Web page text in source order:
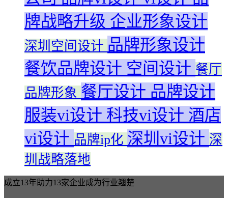
牌战略升级 企业形象设计
深圳空间设计 品牌形象设计
餐饮品牌设计 空间设计 餐厅
品牌形象 餐厅设计 品牌设计
服装vi设计 科技vi设计 酒店
vi设计 品牌ip化 深圳vi设计 深
圳战略落地
成立13年助力13家企业成为行业翘楚